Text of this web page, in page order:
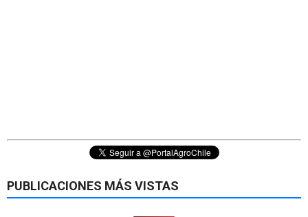
PUBLICACIONES MÁS VISTAS